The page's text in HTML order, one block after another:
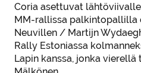
Coria asettuvat
MM-rallissa palkintopallilla
Neuvillen / Martijn
Rally Estoniassa
Lapin kanssa, jonka vierellä